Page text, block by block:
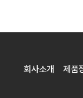
회사소개 제품